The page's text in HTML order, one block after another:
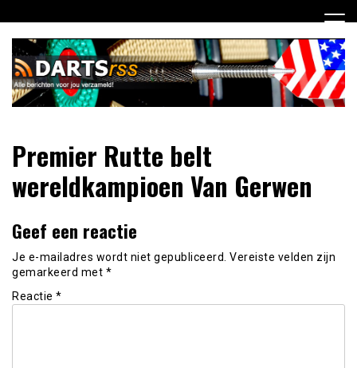
naar
inhoud
DartsRSS
verzameld!
Premier Rutte belt
wereldkampioen Van Gerwen
Geef een reactie
Je e-mailadres wordt niet gepubliceerd. Vereiste velden zijn
gemarkeerd met *
Reactie *